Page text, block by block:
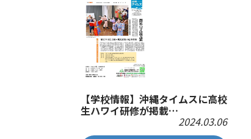
【学校情報】沖縄タイムスに高校
生ハワイ研修が掲載…
2024.03.06